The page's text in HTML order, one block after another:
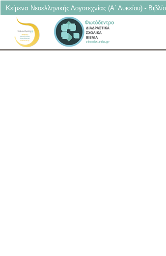
Κείμενα Νεοελληνικής Λογοτεχνίας (Α΄ Λυκείου) -